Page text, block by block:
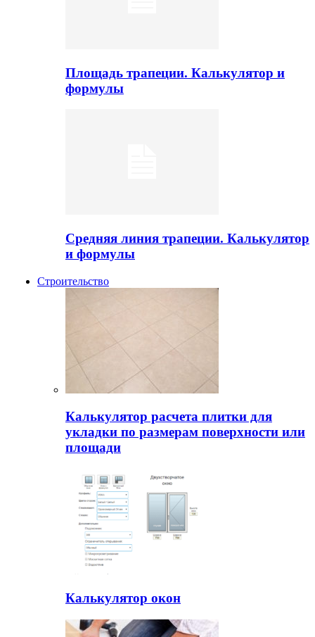
Площадь трапеции. Калькулятор и
формулы
Средняя линия трапеции. Калькулятор
и формулы
Строительство
Калькулятор расчета плитки для
укладки по размерам поверхности или
площади
Калькулятор окон